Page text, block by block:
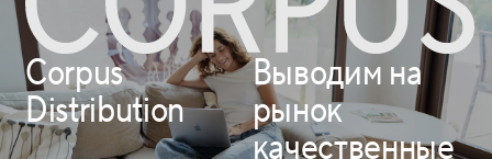
Corpus
Distribution
Выводим на
рынок
качественные